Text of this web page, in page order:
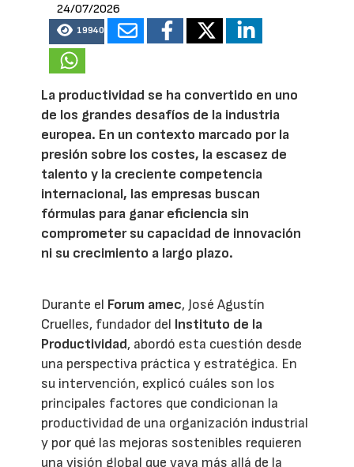
24/07/2026
19940
La productividad se ha convertido en uno
de los grandes desafíos de la industria
europea. En un contexto marcado por la
presión sobre los costes, la escasez de
talento y la creciente competencia
internacional, las empresas buscan
fórmulas para ganar eficiencia sin
comprometer su capacidad de innovación
ni su crecimiento a largo plazo.
Durante el Forum amec, José Agustín
Cruelles, fundador del Instituto de la
Productividad, abordó esta cuestión desde
una perspectiva práctica y estratégica. En
su intervención, explicó cuáles son los
principales factores que condicionan la
productividad de una organización industrial
y por qué las mejoras sostenibles requieren
una visión global que vaya más allá de la